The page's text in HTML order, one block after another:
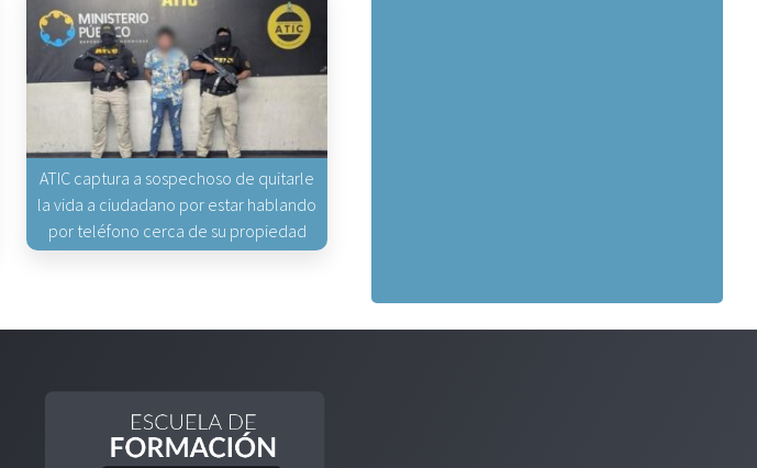
ATIC captura a sospechoso de quitarle
la vida a ciudadano por estar hablando
por teléfono cerca de su propiedad